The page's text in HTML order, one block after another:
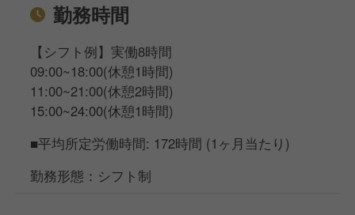
勤務時間
【シフト例】実働8時間
09:00~18:00(休憩1時間)
11:00~21:00(休憩2時間)
15:00~24:00(休憩1時間)
■平均所定労働時間: 172時間 (1ヶ月当たり)
勤務形態：シフト制